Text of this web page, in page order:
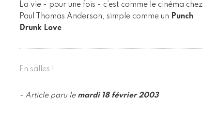
La vie - pour une fois - c’est comme le cinéma chez
Paul Thomas Anderson, simple comme un Punch
Drunk Love.
En salles !
- Article paru le mardi 18 février 2003